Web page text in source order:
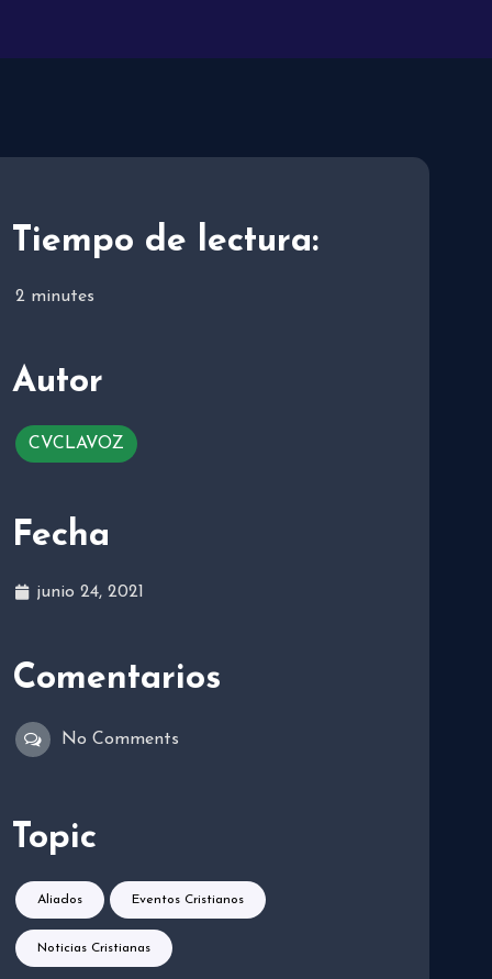
Tiempo de lectura:
2 minutes
Autor
CVCLAVOZ
Fecha
junio 24, 2021
Comentarios
No Comments
Topic
Aliados Eventos Cristianos
Noticias Cristianas